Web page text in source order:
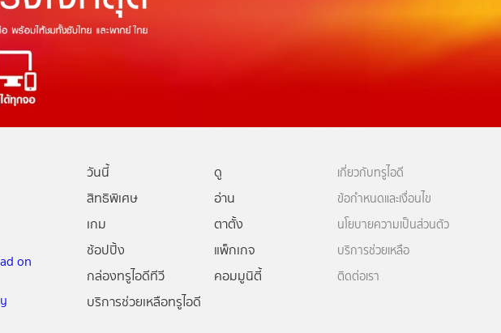
วันนี้
ดู
สิทธิพิเศษ
อ่าน
เกม
ตาตั้ง
ช้อปปิ้ง
แพ็กเกจ
กล่องทรูไอดีทีวี
คอมมูนิตี้
บริการช่วยเหลือทรูไอดี
เกี่ยวกับทรูไอดี
ข้อกำหนดและเงื่อนไข
นโยบายความเป็นส่วนตัว
บริการช่วยเหลือ
ติดต่อเรา